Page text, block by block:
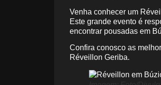
Venha conhecer um
Este grande evento é
encontrar pousadas em
Confira conosco as
Réveillon Geriba.